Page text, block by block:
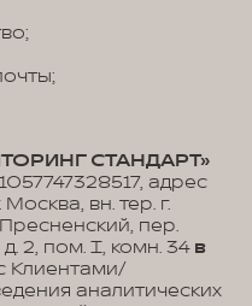
СТАНДАРТ»
адрес
вн. тер. г.
пер.
2, пом. I, комн. 34 в
Клиентами/
аналитических